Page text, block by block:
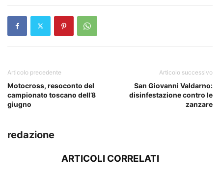
Articolo precedente
Motocross, resoconto del
campionato toscano dell’8
giugno
Articolo successivo
San Giovanni Valdarno:
disinfestazione contro le
zanzare
redazione
ARTICOLI CORRELATI